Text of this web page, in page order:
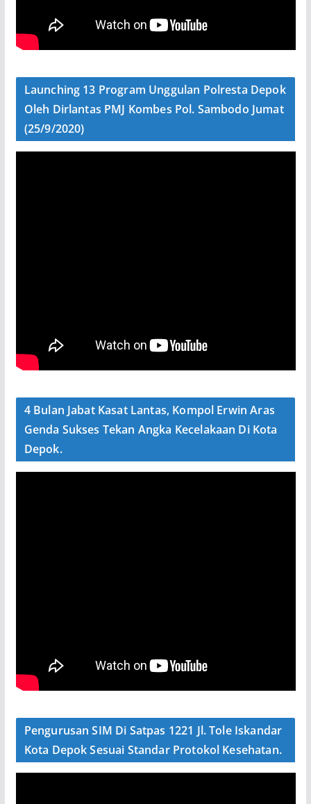
Launching 13 Program Unggulan Polresta Depok
Oleh Dirlantas PMJ Kombes Pol. Sambodo Jumat
(25/9/2020)
4 Bulan Jabat Kasat Lantas, Kompol Erwin Aras
Genda Sukses Tekan Angka Kecelakaan Di Kota
Depok.
Pengurusan SIM Di Satpas 1221 Jl. Tole Iskandar
Kota Depok Sesuai Standar Protokol Kesehatan.